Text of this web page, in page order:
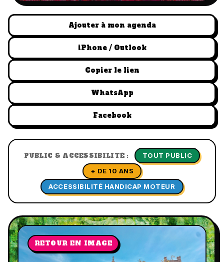
Ajouter à mon agenda
iPhone / Outlook
Copier le lien
WhatsApp
Facebook
PUBLIC & ACCESSIBILITÉ :
TOUT PUBLIC
+ DE 10 ANS
ACCESSIBILITÉ HANDICAP MOTEUR
RETOUR EN IMAGE